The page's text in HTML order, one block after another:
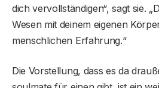
dich vervollständigen“, sagt sie.
Wesen mit deinem eigenen
menschlichen Erfahrung.“
Die Vorstellung, dass es da